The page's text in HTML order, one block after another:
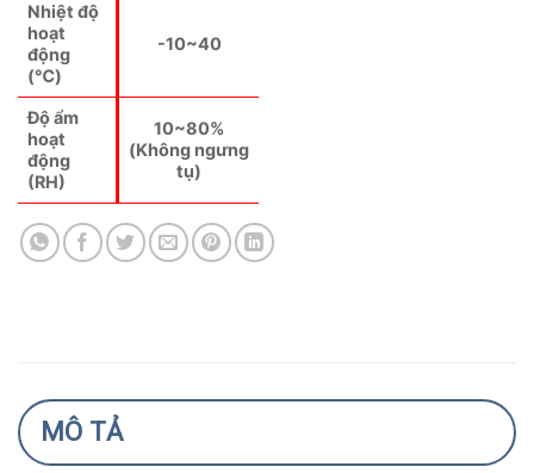
Nhiệt độ
hoạt
động
(℃)
-10~40
Độ ẩm
hoạt
động
(RH)
10~80%
(Không ngưng
tụ)
MÔ TẢ